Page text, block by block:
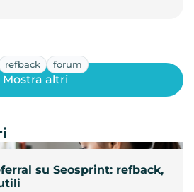
refback forum
su Seosprint: refback,
Mostra altri